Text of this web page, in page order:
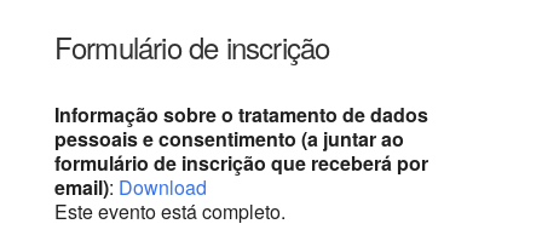
Formulário de inscrição
Informação sobre o tratamento de dados
pessoais e consentimento (a juntar ao
formulário de inscrição que receberá por
email): Download
Este evento está completo.